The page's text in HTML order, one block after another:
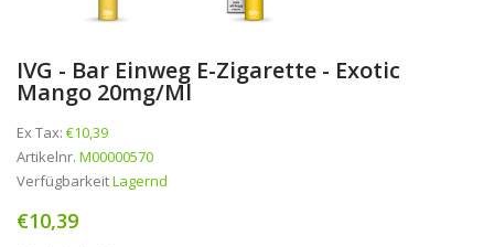
IVG - Bar Einweg E-Zigarette - Exotic
Mango 20mg/ml
Ex Tax: €10,39
Artikelnr. M00000570
VerfügbarkeitLagernd
€10,39